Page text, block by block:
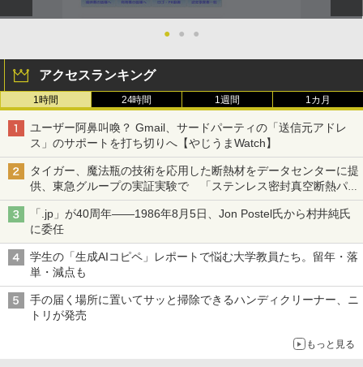
● ● ●
アクセスランキング
1時間 24時間 1週間 1カ月
ユーザー阿鼻叫喚？ Gmail、サードパーティの「送信元アドレ
ス」のサポートを打ち切りへ【やじうまWatch】
タイガー、魔法瓶の技術を応用した断熱材をデータセンターに提
供、東急グループの実証実験で 「ステンレス密封真空断熱パネ
ル TIVIP」
「.jp」が40周年――1986年8月5日、Jon Postel氏から村井純氏
に委任
学生の「生成AIコピペ」レポートで悩む大学教員たち。留年・落
単・減点も
手の届く場所に置いてサッと掃除できるハンディクリーナー、ニ
トリが発売
もっと見る